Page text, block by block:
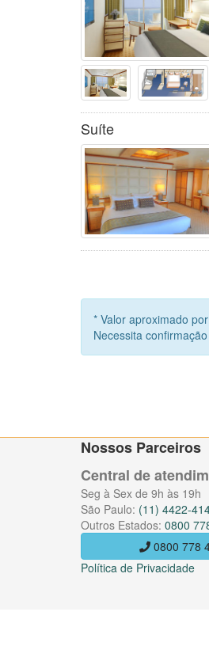
Suíte
* Valor aproximado
Necessita
Nossos Parceiros
Central de
Seg à Sex de 9h às 19h
São Paulo: (11) 4422-
Outros Estados: 0800
0800 778
Política de Privacidade